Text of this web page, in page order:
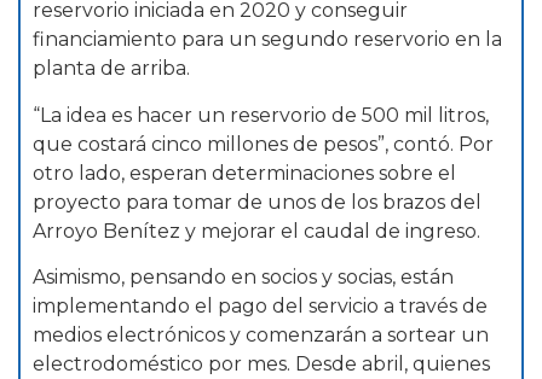
reservorio iniciada en 2020 y conseguir
financiamiento para un segundo reservorio en la
planta de arriba.
“La idea es hacer un reservorio de 500 mil litros,
que costará cinco millones de pesos”, contó. Por
otro lado, esperan determinaciones sobre el
proyecto para tomar de unos de los brazos del
Arroyo Benítez y mejorar el caudal de ingreso.
Asimismo, pensando en socios y socias, están
implementando el pago del servicio a través de
medios electrónicos y comenzarán a sortear un
electrodoméstico por mes. Desde abril, quienes